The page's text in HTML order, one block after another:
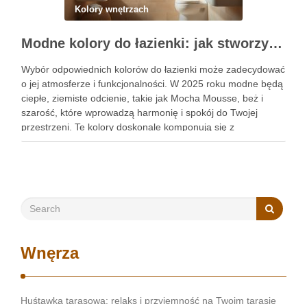
Kolory wnętrzach
Modne kolory do łazienki: jak stworzyć stylową przestrzeń łączącą trendy i funkcjonalność
Wybór odpowiednich kolorów do łazienki może zadecydować
o jej atmosferze i funkcjonalności. W 2025 roku modne będą
ciepłe, ziemiste odcienie, takie jak Mocha Mousse, beż i
szarość, które wprowadzą harmonię i spokój do Twojej
przestrzeni. Te kolory doskonale komponują się z
naturalnymi materiałami, tworząc stylową i przytulną
Wnęrza
Huśtawka tarasowa: relaks i przyjemność na Twoim tarasie